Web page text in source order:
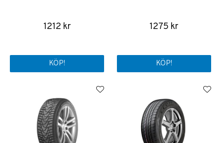
1212 kr
KÖP!
1275 kr
KÖP!